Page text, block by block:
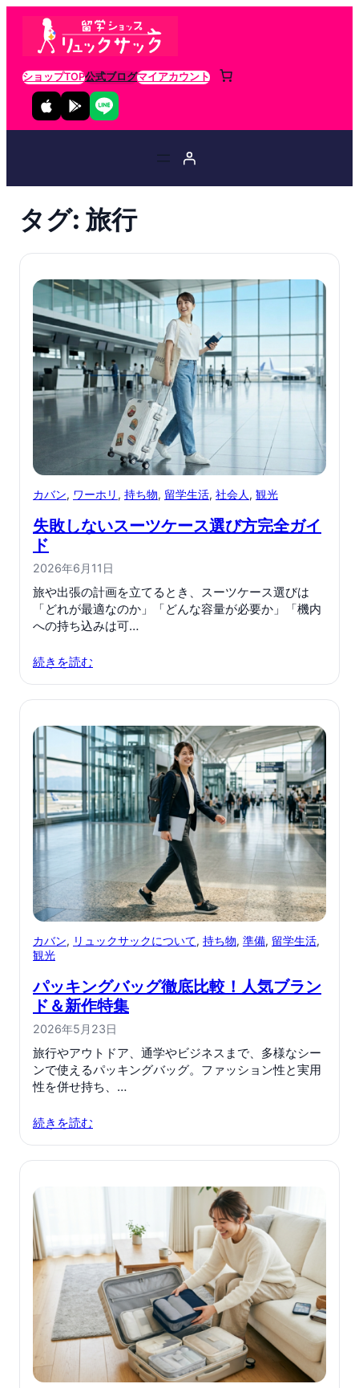
ショップTOP公式ブログマイアカウント
タグ: 旅行
カバン, ワーホリ , 持ち物, 留学生活, 社会人, 観光
失敗しないスーツケース選び方完全ガイ
ド
2026年6月11日
旅や出張の計画を立てるとき、スーツケース選びは
「どれが最適なのか」「どんな容量が必要か」「機内
への持ち込みは可…
続きを読む
カバン, リュックサックについて, 持ち物, 準備, 留学生活
観光
パッキングバッグ徹底比較！人気ブラン
ド＆新作特集
2026年5月23日
旅行やアウトドア、通学やビジネスまで、多様なシー
ンで使えるパッキングバッグ。ファッション性と実用
性を併せ持ち、…
続きを読む